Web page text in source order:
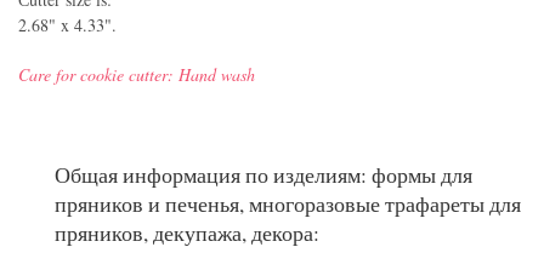
2.68" x 4.33".
Care for cookie cutter: Hand wash
Общая информация по изделиям: формы для
пряников и печенья, многоразовые трафареты для
пряников, декупажа, декора: